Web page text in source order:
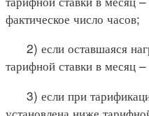
фактическое число часов;
2) если оставшаяся
тарифной ставки в месяц
3) если при
установлена ниже